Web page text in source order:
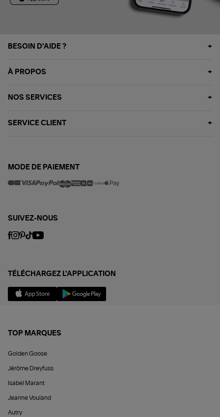
BESOIN D'AIDE ?
À PROPOS
NOS SERVICES
SERVICE CLIENT
MODE DE PAIEMENT
SUIVEZ-NOUS
TÉLÉCHARGEZ L'APPLICATION
TOP MARQUES
Golden Goose
Jérôme Dreyfuss
Isabel Marant
Jeanne Vouland
Autry